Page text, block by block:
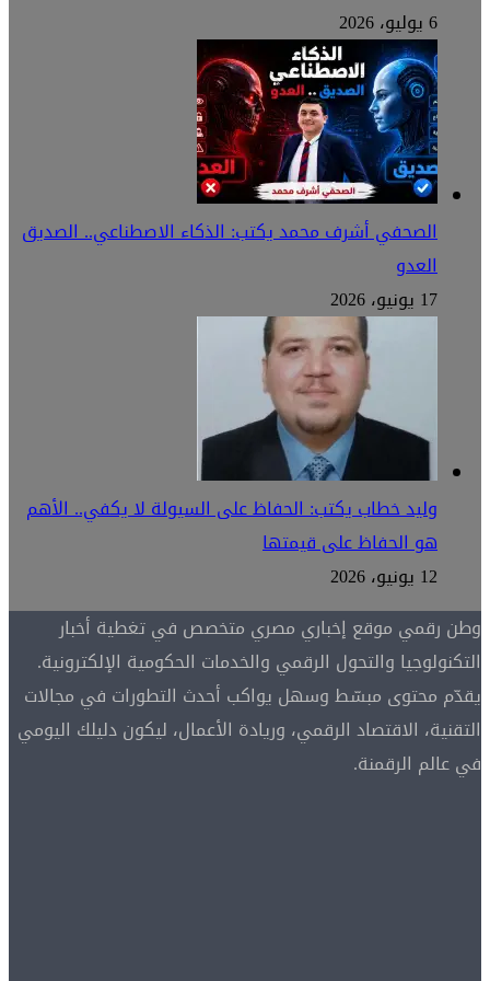
6 يوليو، 2026
الصحفي أشرف محمد يكتب: الذكاء الاصطناعي.. الصديق
العدو
17 يونيو، 2026
وليد خطاب يكتب: الحفاظ على السيولة لا يكفي.. الأهم
هو الحفاظ على قيمتها
12 يونيو، 2026
وطن رقمي موقع إخباري مصري متخصص في تغطية أخبار
التكنولوجيا والتحول الرقمي والخدمات الحكومية الإلكترونية.
يقدّم محتوى مبسّط وسهل يواكب أحدث التطورات في مجالات
التقنية، الاقتصاد الرقمي، وريادة الأعمال، ليكون دليلك اليومي
في عالم الرقمنة.